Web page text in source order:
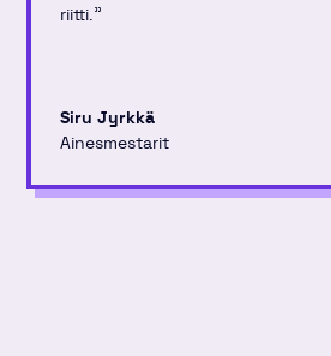
riitti."
Siru Jyrkkä
Ainesmestarit